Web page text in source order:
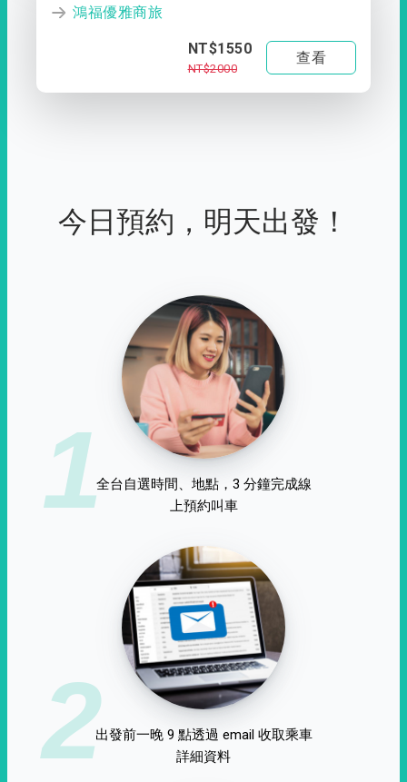
鴻福優雅商旅
NT$1550
NT$2000
查看
今日預約，明天出發！
1全台自選時間、地點，3 分鐘完成線
上預約叫車
2出發前一晚 9 點透過 email 收取乘車
詳細資料